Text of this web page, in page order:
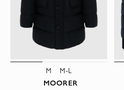
M M-L
MOORER